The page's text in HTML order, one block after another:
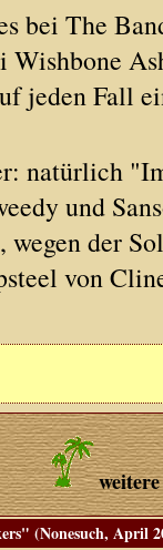
bei The
Wishbone
jeden Fall
natürlich
und
der
von
(Nonesuch, April